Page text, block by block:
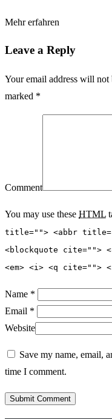
Mehr erfahren
Leave a Reply
Your email address will
marked *
Comment
You may use these HTML
title=""> <abbr
<blockquote cite="">
<em> <i> <q cite="">
Name *
Email *
Website
Save my name, email,
time I comment.